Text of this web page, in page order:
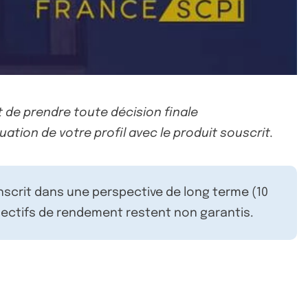
de prendre toute décision finale
de votre profil avec le produit souscrit.
dans une perspective de long terme (10
de rendement restent non garantis.